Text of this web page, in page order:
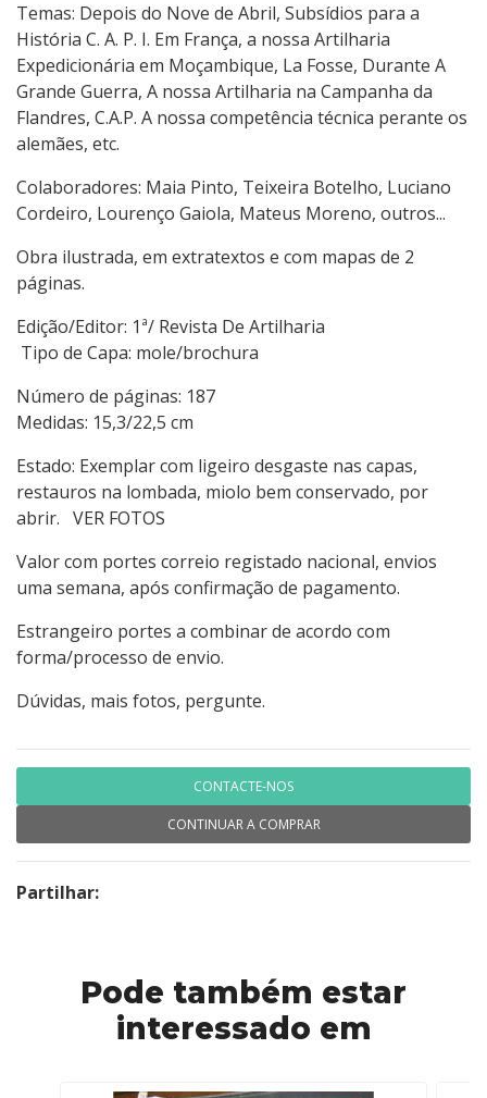
Temas: Depois do Nove de Abril, Subsídios para a
História C. A. P. I. Em França, a nossa Artilharia
Expedicionária em Moçambique, La Fosse, Durante A
Grande Guerra, A nossa Artilharia na Campanha da
Flandres, C.A.P. A nossa competência técnica perante os
alemães, etc.
Colaboradores: Maia Pinto, Teixeira Botelho, Luciano
Cordeiro, Lourenço Gaiola, Mateus Moreno, outros...
Obra ilustrada, em extratextos e com mapas de 2
páginas.
Edição/Editor: 1ª/ Revista De Artilharia
Tipo de Capa: mole/brochura
Número de páginas: 187
Medidas: 15,3/22,5 cm
Estado: Exemplar com ligeiro desgaste nas capas,
restauros na lombada, miolo bem conservado, por
abrir. VER FOTOS
Valor com portes correio registado nacional, envios
uma semana, após confirmação de pagamento.
Estrangeiro portes a combinar de acordo com
forma/processo de envio.
Dúvidas, mais fotos, pergunte.
CONTACTE-NOS
CONTINUAR A COMPRAR
Partilhar:
Pode também estar
interessado em